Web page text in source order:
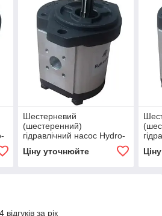
Шестерневий
(шестеренний)
гідравлічний насос Hydro-
Ціну уточнюйте
за рік